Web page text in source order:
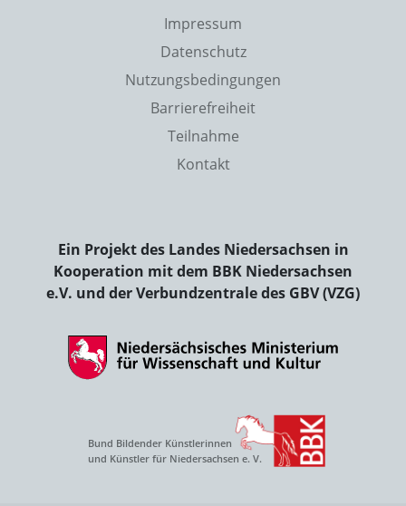
Impressum
Datenschutz
Nutzungsbedingungen
Barrierefreiheit
Teilnahme
Kontakt
Ein Projekt des Landes Niedersachsen in
Kooperation mit dem BBK Niedersachsen
e.V. und der Verbundzentrale des GBV (VZG)
Bund Bildender Künstlerinnen
und Künstler für Niedersachsen e. V.